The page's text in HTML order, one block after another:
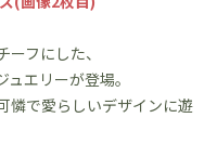
フにした、
ュエリーが登場。
憐で愛らしいデザインに遊